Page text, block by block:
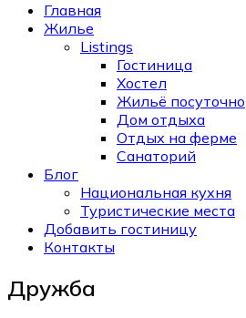
Главная
Жилье
Listings
Гостиница
Хостел
Жильё посуточно
Дом отдыха
Отдых на ферме
Санаторий
Блог
Национальная кухня
Туристические места
Добавить гостиницу
Контакты
Дружба